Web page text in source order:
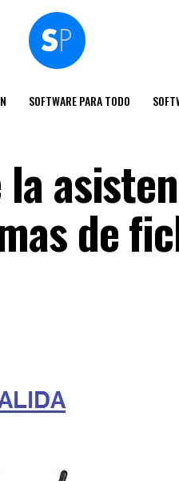
SOFTWARE PARA TODO
de